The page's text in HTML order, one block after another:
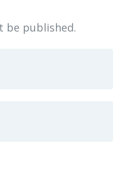
be published.